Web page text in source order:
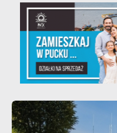
Teatralne
kolorowo